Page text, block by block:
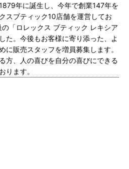
年に誕生し、今年で創業147年を
スブティック10店舗を運営してお
「ロレックス ブティック レキシア
た。今後もお客様に寄り添った、よ
に販売スタッフを増員募集します。
方、人の喜びを自分の喜びにできる
ります。